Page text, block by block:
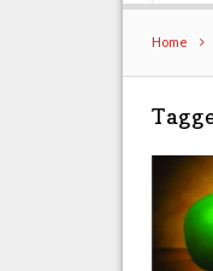
Home